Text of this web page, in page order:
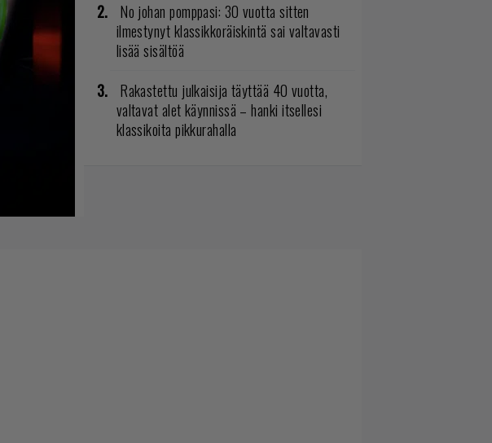
No johan pomppasi: 30 vuotta sitten
ilmestynyt klassikkoräiskintä sai valtavasti
lisää sisältöä
Rakastettu julkaisija täyttää 40 vuotta,
valtavat alet käynnissä – hanki itsellesi
klassikoita pikkurahalla